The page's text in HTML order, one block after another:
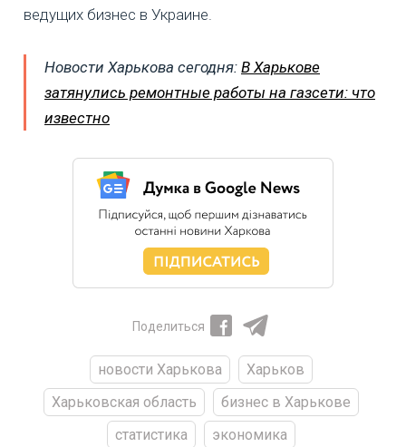
ведущих бизнес в Украине.
Новости Харькова сегодня: В Харькове
затянулись ремонтные работы на газсети: что
известно
Поделиться
новости Харькова
Харьков
Харьковская область
бизнес в Харькове
статистика
экономика